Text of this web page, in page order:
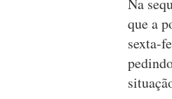
Na
que a
sexta-